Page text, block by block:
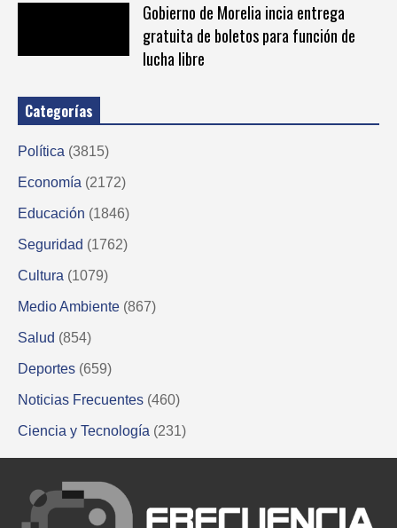
Gobierno de Morelia incia entrega
gratuita de boletos para función de
lucha libre
Categorías
Política (3815)
Economía (2172)
Educación (1846)
Seguridad (1762)
Cultura (1079)
Medio Ambiente (867)
Salud (854)
Deportes (659)
Noticias Frecuentes (460)
Ciencia y Tecnología (231)